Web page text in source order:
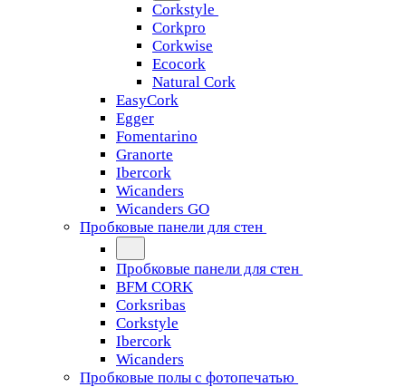
Corkstyle
Corkpro
Corkwise
Ecocork
Natural Cork
EasyCork
Egger
Fomentarino
Granorte
Ibercork
Wicanders
Wicanders GO
Пробковые панели для стен
Пробковые панели для стен
BFM CORK
Corksribas
Corkstyle
Ibercork
Wicanders
Пробковые полы с фотопечатью